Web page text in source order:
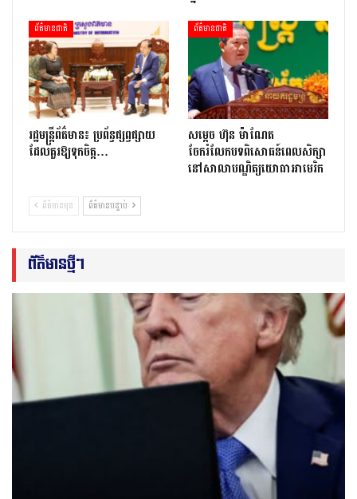
ព័ត៌មានជាតិ
រដ្ឋមន្ត្រីព័ត៌មាន៖ ប្រព័ន្ធផ្សព្វផ្សាយ
ដែលគួរឱ្យទុកចិត្ត…
ព័ត៌មានជាតិ
សម្តេច ហ៊ុន ម៉ាណែត
ចែករំលែកបទពិសោធន៍ពេលសិក្សា
នៅសាលាបណ្ឌិត្យ​យោ​ធា​អាមេរិក
ព័ត៌មានមុន ព័ត៌មានបន្ទាប់
ព័ត៌មានថ្មីៗ